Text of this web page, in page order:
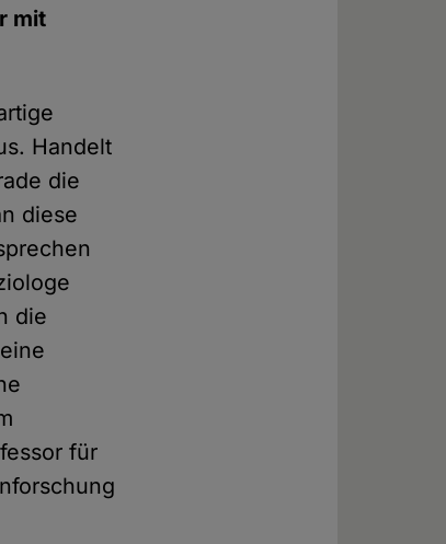
mit
Handelt
die
diese
die
für